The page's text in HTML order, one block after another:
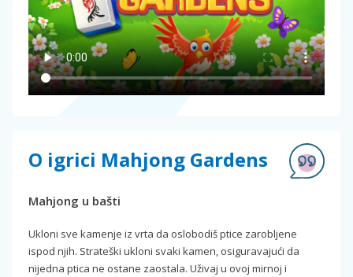
O igrici Mahjong Gardens
Mahjong u bašti
Ukloni sve kamenje iz vrta da oslobodiš ptice zarobljene
ispod njih. Strateški ukloni svaki kamen, osiguravajući da
nijedna ptica ne ostane zaostala. Uživaj u ovoj mirnoj i